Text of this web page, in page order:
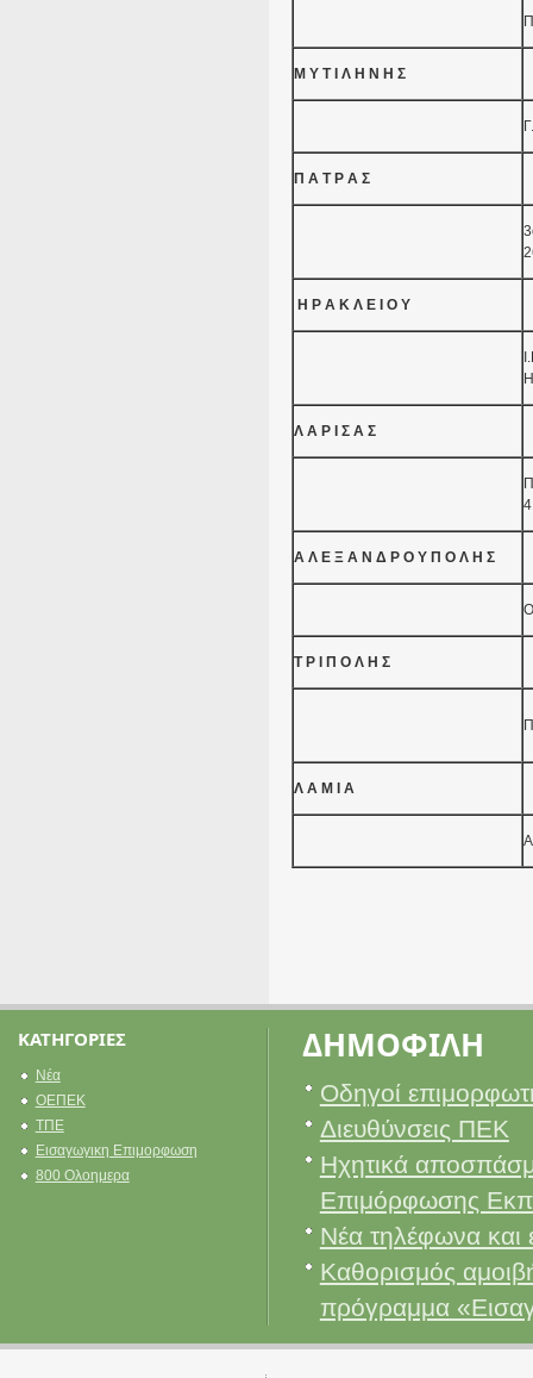
Μ Υ Τ Ι Λ Η Ν Η Σ
Π Α Τ Ρ Α Σ
Η Ρ Α Κ Λ Ε Ι Ο Υ
Λ Α Ρ Ι Σ Α Σ
Α Λ Ε Ξ Α Ν Δ Ρ Ο Υ Π Ο Λ Η Σ
Τ Ρ Ι Π Ο Λ Η Σ
Λ Α Μ Ι Α
ΚΑΤΗΓΟΡΙΕΣ
Νέα
ΟΕΠΕΚ
ΤΠΕ
Εισαγωγικη Επιμορφωση
800 Ολοημερα
ΔΗΜΟΦΙΛΗ
Οδηγοί
Διευθύνσεις ΠΕΚ
Ηχητικά
Επιμόρφωσης
Νέα τηλέφωνα και
Καθορισμός
πρόγραμμα